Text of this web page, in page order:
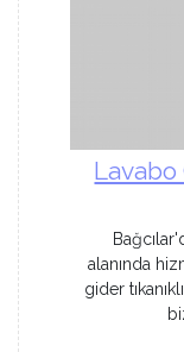
Lavabo
alanında
gider